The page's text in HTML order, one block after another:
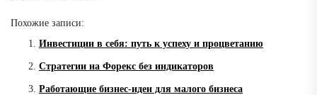
Похожие записи:
Инвестиции в себя: путь к успеху и процветанию
Стратегии на Форекс без индикаторов
Работающие бизнес-идеи для малого бизнеса